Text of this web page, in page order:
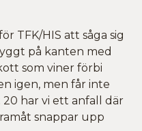
TFK/HIS att såga sig
på kanten med
som viner förbi
igen, men får inte
20 har vi ett anfall där
snappar upp